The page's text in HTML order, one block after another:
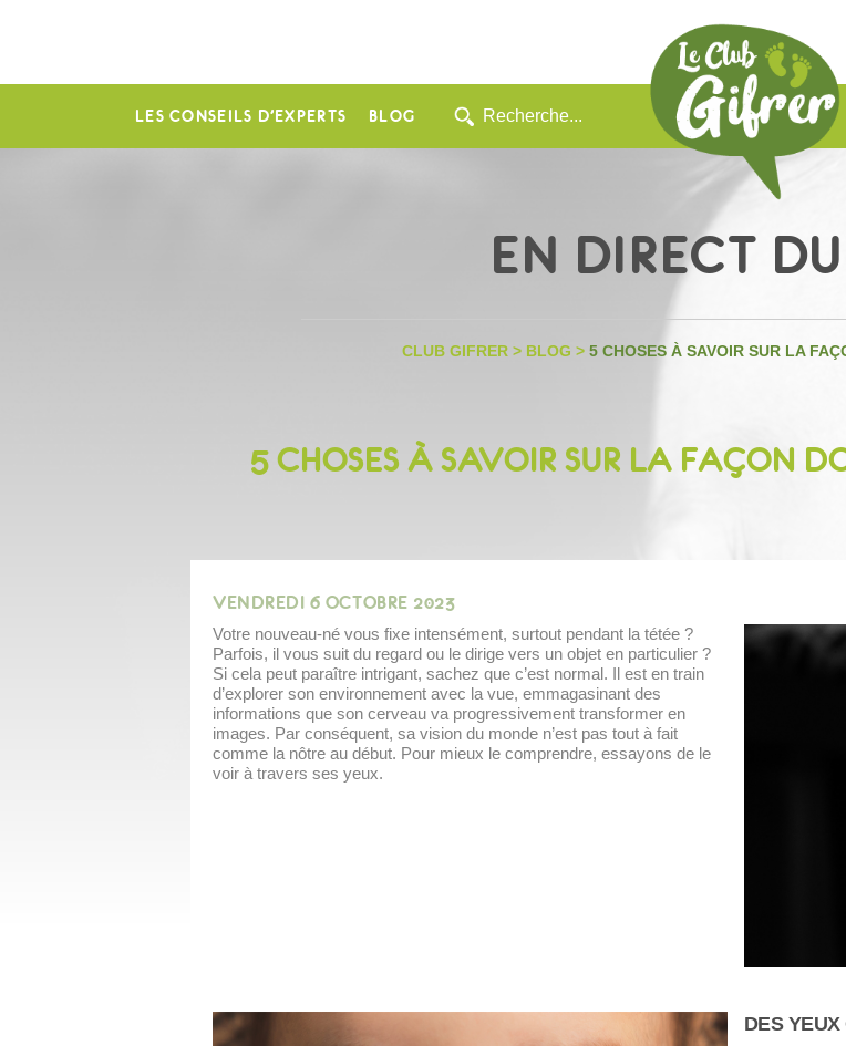
LES CONSEILS D’EXPERTS BLOG
EN DIRECT
CLUB GIFRER > BLOG > 5 CHOSES À SAVOIR SUR LA
5 CHOSES À SAVOIR SUR LA FAÇON
VENDREDI 6 OCTOBRE 2023
Votre nouveau-né vous fixe intensément, surtout pendant la tétée ?
Parfois, il vous suit du regard ou le dirige vers un objet en particulier ?
Si cela peut paraître intrigant, sachez que c’est normal. Il est en train
d’explorer son environnement avec la vue, emmagasinant des
informations que son cerveau va progressivement transformer en
images. Par conséquent, sa vision du monde n’est pas tout à fait
comme la nôtre au début. Pour mieux le comprendre, essayons de le
voir à travers ses yeux.
DES